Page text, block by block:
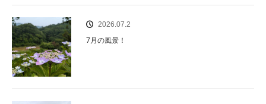
2026.07.2
7月の風景！